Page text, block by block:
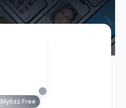
Mybzz Free